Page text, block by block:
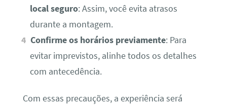
local seguro: Assim, você evita atrasos
durante a montagem.
Confirme os horários previamente: Para
evitar imprevistos, alinhe todos os detalhes
com antecedência.
Com essas precauções, a experiência será